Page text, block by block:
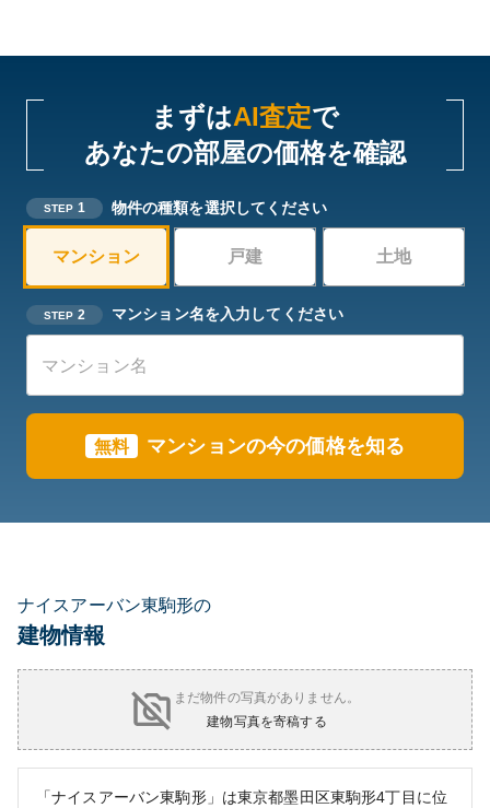
まずはAI査定で
あなたの部屋の価格を確認
STEP 1 物件の種類を選択してください
マンション 戸建 土地
STEP 2 マンション名を入力してください
無料 マンションの今の価格を知る
ナイスアーバン東駒形の
建物情報
まだ物件の写真がありません。
建物写真を寄稿する
「ナイスアーバン東駒形」は東京都墨田区東駒形4丁目に位